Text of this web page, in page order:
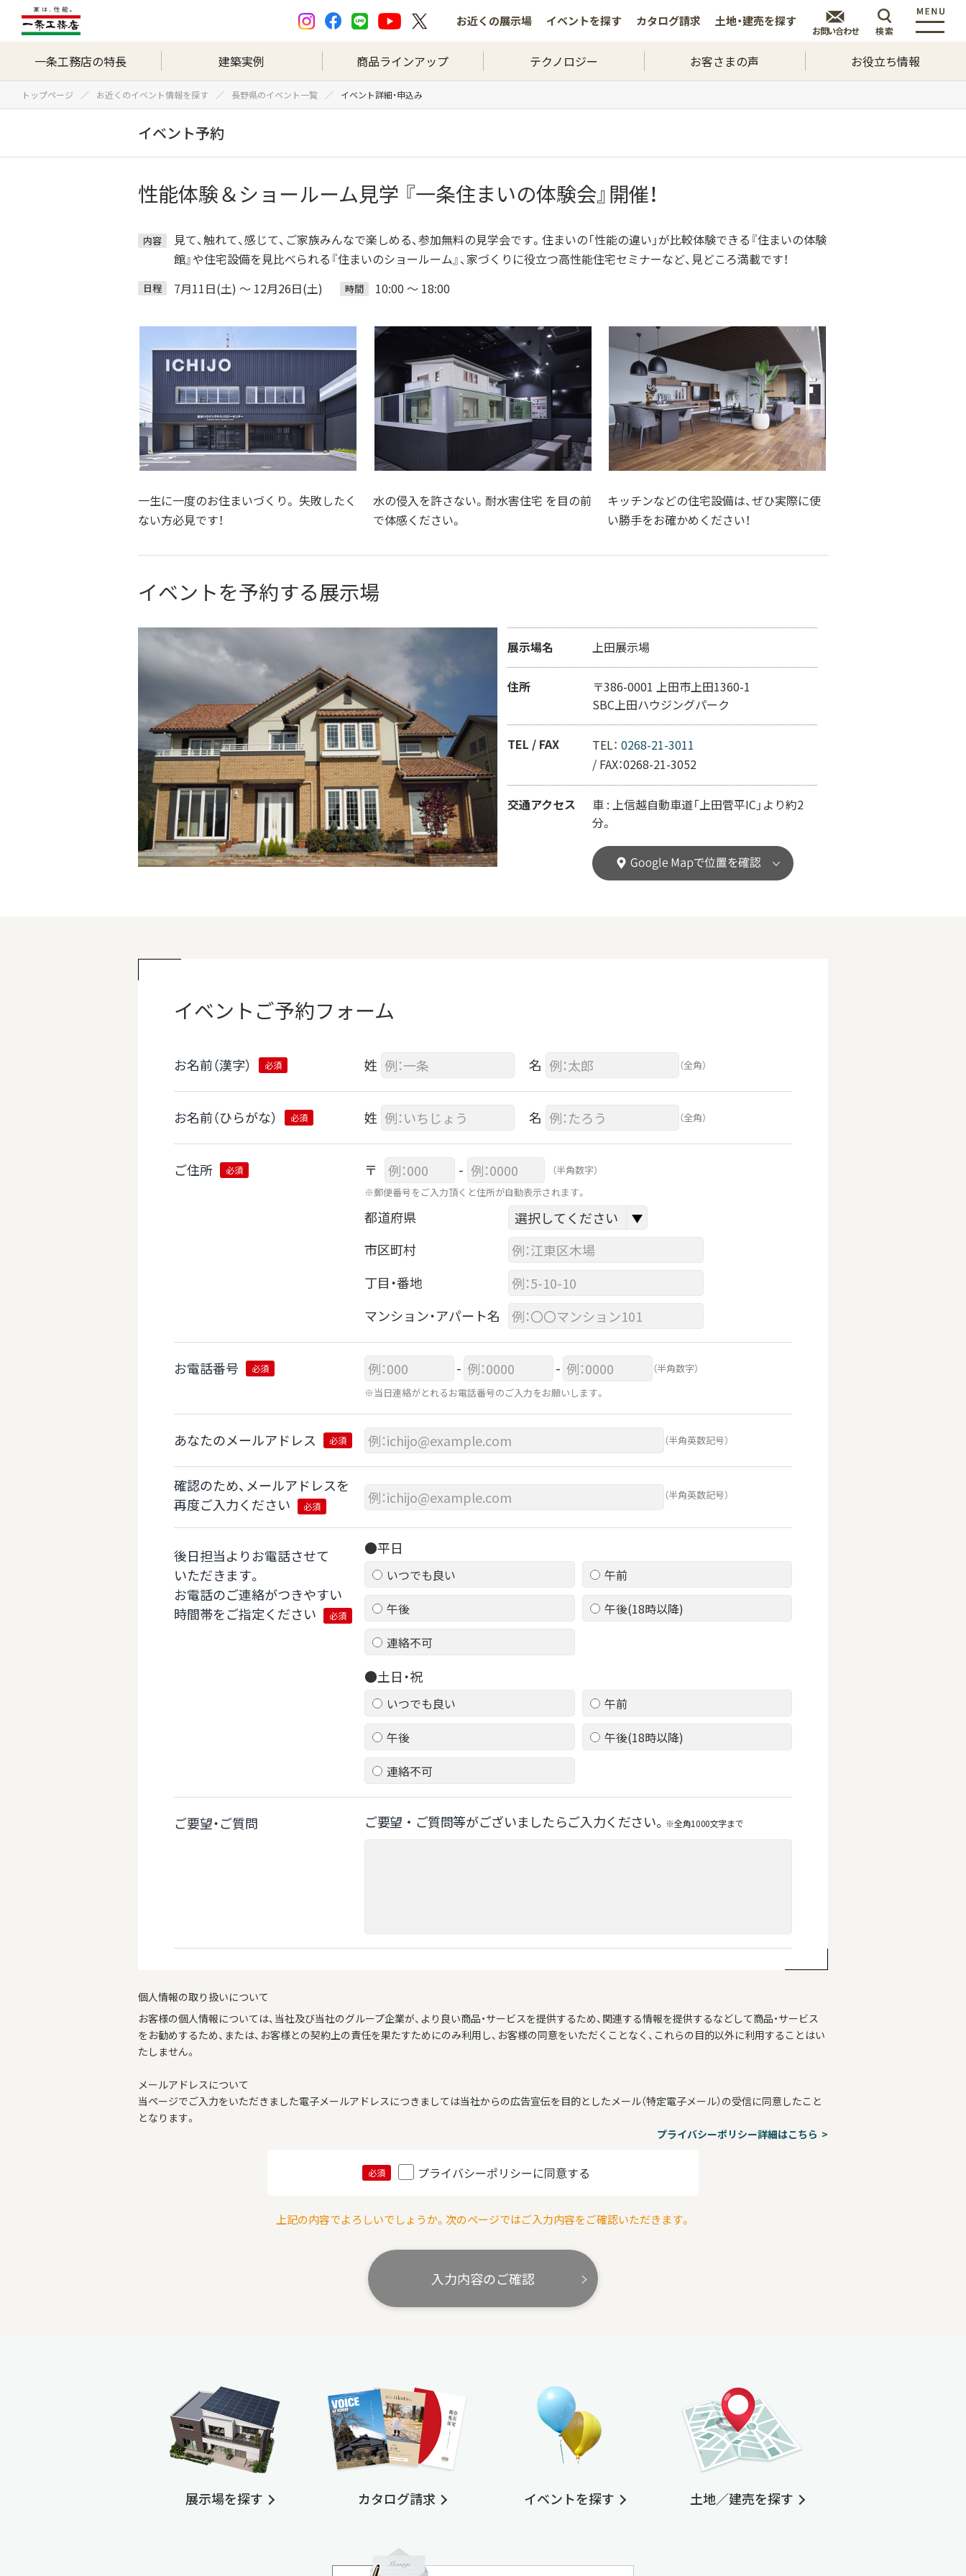
お近くの展示場 イベントを探す カタログ請求 土地・建売を探す
お問い合わせ 検索
一条工務店の特長 建築実例 商品ラインアップ テクノロジー お客さまの声 お役立ち情報
トップページ お近くのイベント情報を探す 長野県のイベント一覧 イベント詳細・申込み
イベント予約
性能体験＆ショールーム見学 『一条住まいの体験会』開催！
内容
見て、触れて、感じて、ご家族みんなで楽しめる、参加無料の見学会です。住まいの「性能の違い」が比較体験できる『住まいの体験
館』や住宅設備を見比べられる『住まいのショールーム』、家づくりに役立つ高性能住宅セミナーなど、見どころ満載です！
日程 7月11日(土) ～ 12月26日(土) 時間 10:00 ～ 18:00
一生に一度のお住まいづくり。 失敗したく
ない方必見です！
水の侵入を許さない。耐水害住宅 を目の前
で体感ください。
キッチンなどの住宅設備は、ぜひ実際に使
い勝手をお確かめください！
イベントを予約する展示場
展示場名 上田展示場
住所
〒386-0001 上田市上田1360-1
SBC上田ハウジングパーク
TEL / FAX TEL：0268-21-3011
/ FAX：0268-21-3052
交通アクセス
車 : 上信越自動車道「上田菅平IC」より約2
分。
イベント ご予約フォーム
お名前（漢字） 必須 姓 名 （全角）
お名前（ひらがな） 必須 姓 名 （全角）
ご住所 必須 〒 -
（半角数字）
※郵便番号をご入力頂くと住所が自動表示されます。
都道府県
市区町村
丁目・番地
マンション・アパート名
お電話番号 必須 - -
（半角数字）
※当日連絡がとれるお電話番号のご入力をお願いします。
あなたのメールアドレス 必須 （半角英数記号）
確認のため、メールアドレスを
再度ご入力ください
必須
（半角英数記号）
後日担当よりお電話させて
いただきます。
お電話のご連絡がつきやすい
時間帯をご指定ください
必須
●平日
いつでも良い
午前
午後
午後(18時以降)
連絡不可
●土日・祝
いつでも良い
午前
午後
午後(18時以降)
連絡不可
ご要望・ご質問 ご要望‧ご質問等がございましたらご⼊⼒ください。 ※全⾓1000⽂字まで
個人情報の取り扱いについて
お客様の個人情報については、当社及び当社のグループ企業が、より良い商品・サービスを提供するため、関連する情報を提供するなどして商品・サービス
をお勧めするため、または、お客様との契約上の責任を果たすためにのみ利用し、お客様の同意をいただくことなく、これらの目的以外に利用することはい
たしません。
メールアドレスについて
当ページでご入力をいただきました電子メールアドレスにつきましては当社からの広告宣伝を目的としたメール（特定電子メール）の受信に同意したこと
となります。
プライバシーポリシー詳細はこちら
必須 プライバシーポリシーに同意する
上記の内容でよろしいでしょうか。次のページではご入力内容をご確認いただきます。
入力内容のご確認
展示場を探す カタログ請求 イベントを探す 土地／建売を探す